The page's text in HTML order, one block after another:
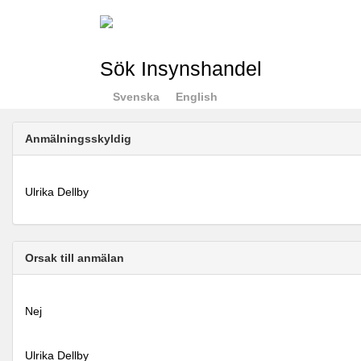
Sök Insynshandel
Svenska English
Anmälningsskyldig
Ulrika Dellby
Orsak till anmälan
Nej
Ulrika Dellby